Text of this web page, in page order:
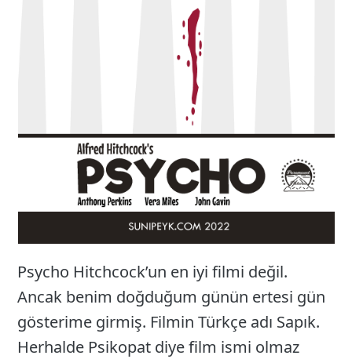
Psycho Hitchcock’un en iyi filmi değil.
Ancak benim doğduğum günün ertesi gün
gösterime girmiş. Filmin Türkçe adı Sapık.
Herhalde Psikopat diye film ismi olmaz